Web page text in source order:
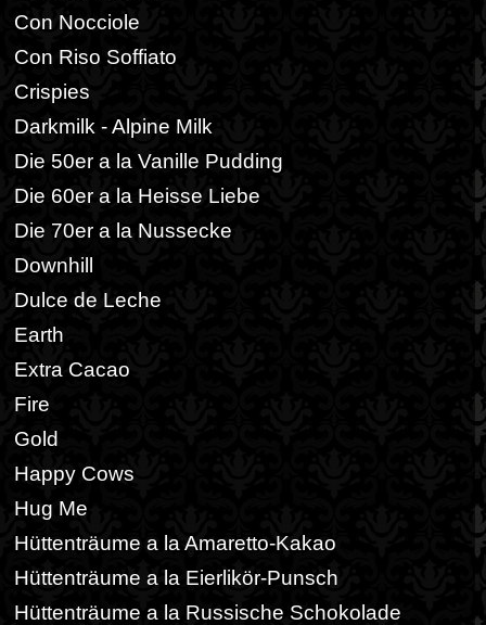
Con Nocciole
Con Riso Soffiato
Crispies
Darkmilk - Alpine Milk
Die 50er a la Vanille Pudding
Die 60er a la Heisse Liebe
Die 70er a la Nussecke
Downhill
Dulce de Leche
Earth
Extra Cacao
Fire
Gold
Happy Cows
Hug Me
Hüttenträume a la Amaretto-Kakao
Hüttenträume a la Eierlikör-Punsch
Hüttenträume a la Russische Schokolade